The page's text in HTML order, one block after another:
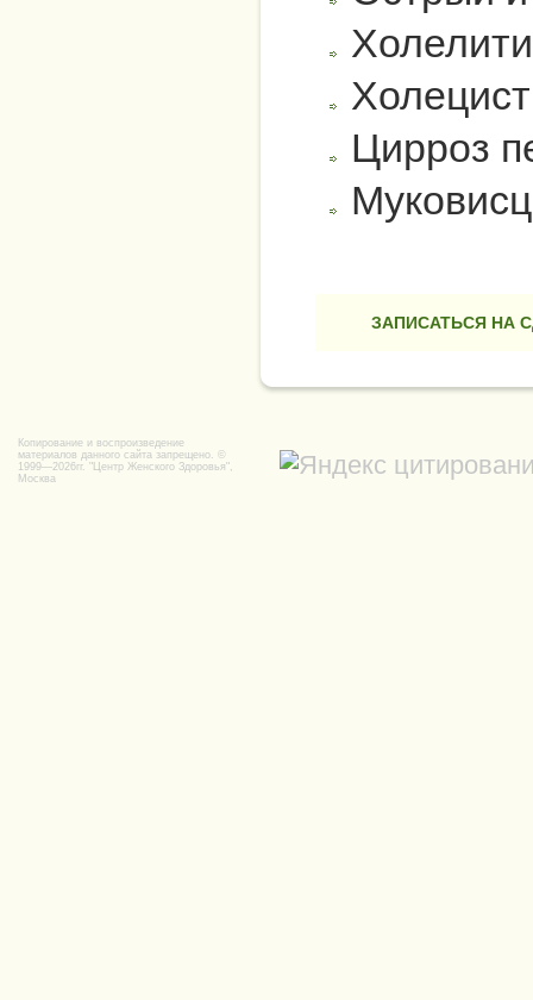
Цирроз
ЗАПИСАТЬСЯ НА
Копирование и воспроизведение
материалов данного сайта запрещено. ©
1999—2026гг. "Центр Женского Здоровья",
Москва